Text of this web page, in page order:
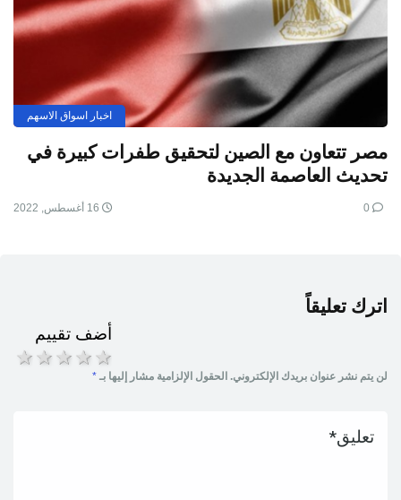
اخبار اسواق الاسهم
مصر تتعاون مع الصين لتحقيق طفرات كبيرة في
تحديث العاصمة الجديدة
اترك تعليقاً
أضف تقييم
5 stars
4 stars
3 stars
2 stars
لن يتم نشر عنوان بريدك الإلكتروني. الحقول الإلزامية مشار إليها بـ *